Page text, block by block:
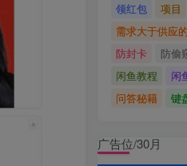
领红包
项目
需求大于供应
防封卡
防偷
闲鱼教程
闲
问答秘籍
键
广告位/30月